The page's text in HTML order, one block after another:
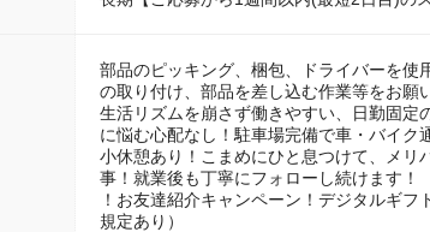
部品のピッキング、梱包、ドライバーを使
の取り付け、部品を差し込む作業等をお願
生活リズムを崩さず働きやすい、日勤固定
に悩む心配なし！駐車場完備で車・バイク
小休憩あり！こまめにひと息つけて、メリ
事！就業後も丁寧にフォローし続けます！
！お友達紹介キャンペーン！デジタルギ
規定あり）